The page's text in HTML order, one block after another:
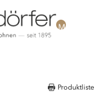
Produktliste